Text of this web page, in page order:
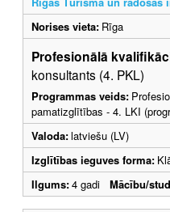
Norises vieta: Rīga
Profesionālā
konsultants (4. PKL)
Programmas veids:
pamatizglītības - 4. LKI
Valoda:latviešu (LV)
Izglītības ieguves forma:
Ilgums:4 gadi Mācību/